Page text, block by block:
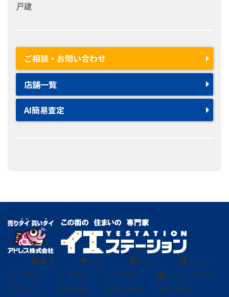
戸建
ご相談・お問い合わせ
店舗一覧
AI簡易査定
総合受
付 0120-
297-011
売りた
い 0120-
139-664
買いた
い 0120-
424-544
貸し たい
借り たい 0120-
302-563